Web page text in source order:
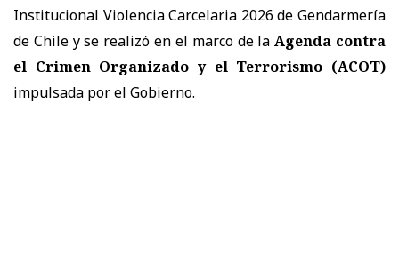
Institucional Violencia Carcelaria 2026 de Gendarmería
de Chile y se realizó en el marco de laAgenda contra
el Crimen Organizado y el Terrorismo (ACOT)
impulsada por el Gobierno.